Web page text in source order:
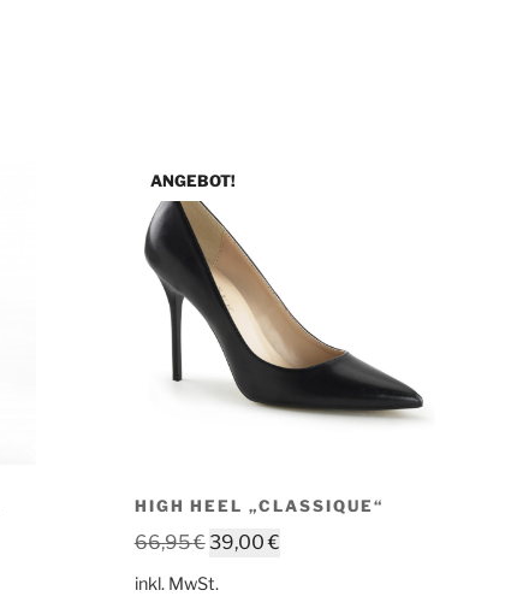
ANGEBOT!
HIGH HEEL „CLASSIQUE“
66,95€39,00€
inkl. MwSt.